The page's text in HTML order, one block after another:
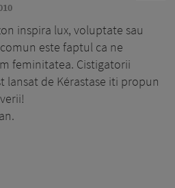
inspira lux, voluptate sau
este faptul ca ne
feminitatea. Cistigatorii
lansat de Kérastase iti propun